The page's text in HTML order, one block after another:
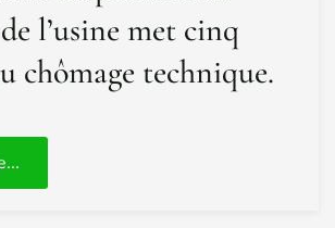
l’usine met cinq
chômage technique.